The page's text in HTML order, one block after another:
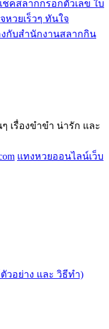
ช็คสลากกรอกตัวเลข ใบ
วยเร็วๆ ทันใจ
กับสำนักงานสลากกิน
เรื่องขำขำ น่ารัก และ
แทงหวยออนไลน์เว็บ
วอย่าง และ วิธีทำ)